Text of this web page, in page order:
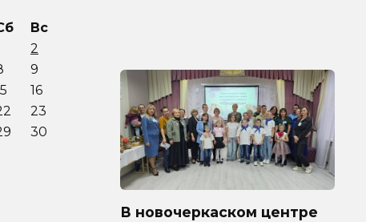
В новочеркаском центре
Вс
2
9
16
23
30